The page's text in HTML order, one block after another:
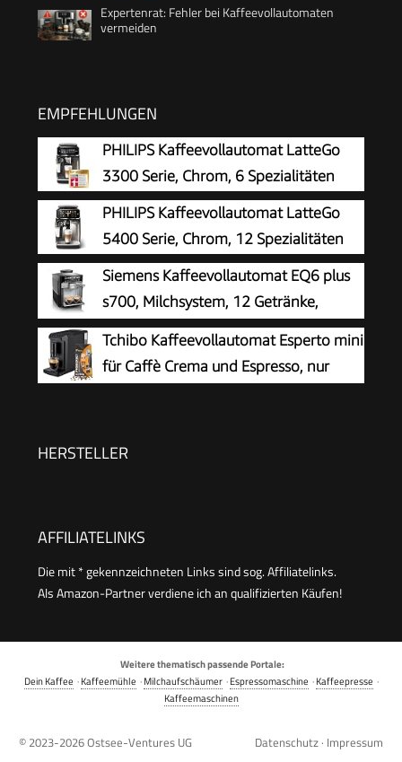
Expertenrat: Fehler bei Kaffeevollautomaten
vermeiden
EMPFEHLUNGEN
PHILIPS Kaffeevollautomat LatteGo
3300 Serie, Chrom, 6 Spezialitäten
PHILIPS Kaffeevollautomat LatteGo
5400 Serie, Chrom, 12 Spezialitäten
Siemens Kaffeevollautomat EQ6 plus
s700, Milchsystem, 12 Getränke,
automatische Reinigung des
Milchsystems, Keramikmahlwerk, großes
Touchdisplay, Edelstahl, TE657503DE
Tchibo Kaffeevollautomat Esperto mini
für Caffè Crema und Espresso, nur
Studentenapartment, Schwarz - INKLUSIVE
HERSTELLER
AFFILIATELINKS
Die mit * gekennzeichneten Links sind sog. Affiliatelinks.
Als Amazon-Partner verdiene ich an qualifizierten Käufen!
Weitere thematisch passende Portale:
Dein Kaffee ·Kaffeemühle ·Milchaufschäumer·Espressomaschine ·Kaffeepresse ·
Kaffeemaschinen
© 2023-2026Ostsee-Ventures UG Datenschutz · Impressum